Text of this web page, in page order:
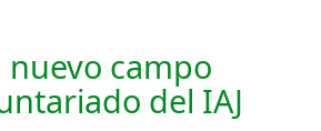
nuevo campo
del IAJ